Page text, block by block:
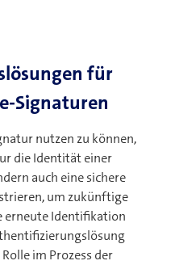
für
Signaturen
nutzen zu können,
die Identität einer
auch eine sichere
um zukünftige
erneute Identifikation
im Prozess der